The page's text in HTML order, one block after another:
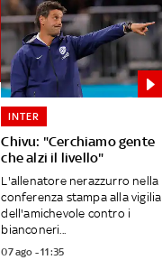
Chivu: "Cerchiamo gente
che alzi il livello"
INTER
L'allenatore nerazzurro nella
conferenza stampa alla vigilia
dell'amichevole contro i
bianconeri...
07 ago - 11:35